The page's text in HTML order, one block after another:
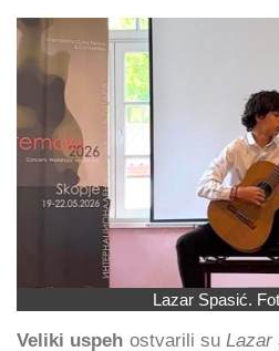
Lazar Spasić.
Veliki uspeh ostvarili su Lazar